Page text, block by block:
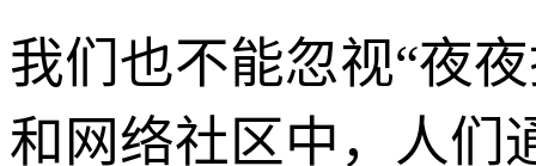
我们也不能忽视“夜
和网络社区中，人们